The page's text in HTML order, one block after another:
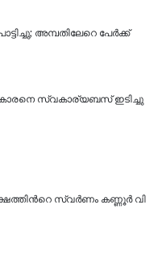
അമ്പതിലേറെ പേര്‍ക്ക്
സ്വകാര്യബസ് ഇടിച്ചു
സ്വ​ർ​ണം ക​ണ്ണൂ​ർ വി​